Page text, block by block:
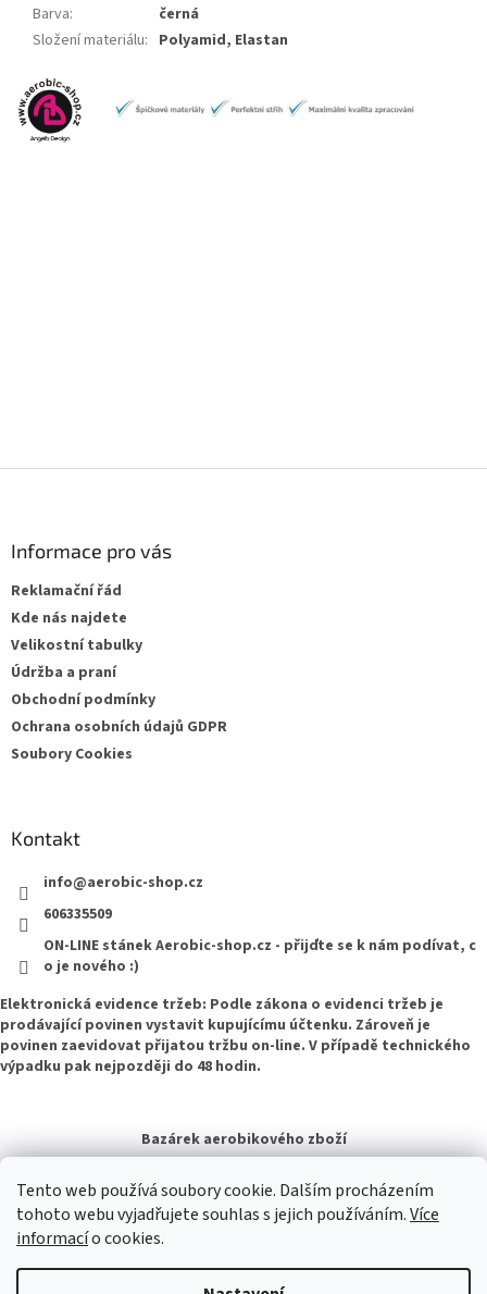
Tento web používá soubory cookie. Dalším procházením
tohoto webu vyjadřujete souhlas s jejich používáním.Více
informacío cookies.
Barva:
černá
Složení materiálu: Polyamid, Elastan
Informace pro vás
Reklamační řád
Kde nás najdete
Velikostní tabulky
Údržba a praní
Obchodní podmínky
Ochrana osobních údajů GDPR
Soubory Cookies
Kontakt
info@aerobic-shop.cz
606335509
ON-LINE stánek Aerobic-shop.cz - přijďte se k nám podívat, c
o je nového :)
Elektronická evidence tržeb: Podle zákona o evidenci tržeb je
prodávající povinen vystavit kupujícímu účtenku. Zároveň je
povinen zaevidovat přijatou tržbu on-line. V případě technického
výpadku pak nejpozději do 48 hodin.
Bazárek aerobikového zboží